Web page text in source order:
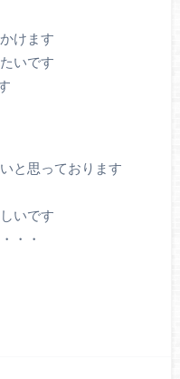
けます
いです
と思っております
いです
・・